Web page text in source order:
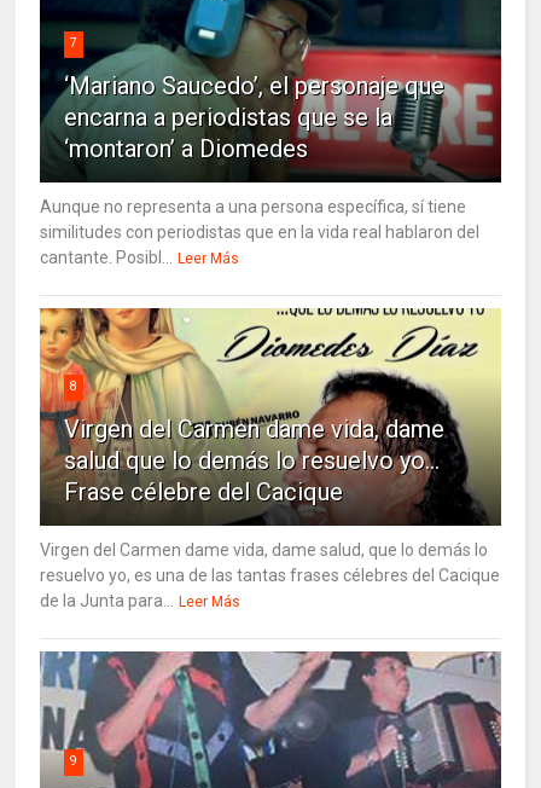
7
‘Mariano Saucedo’, el personaje que
encarna a periodistas que se la
‘montaron’ a Diomedes
Aunque no representa a una persona específica, sí tiene
similitudes con periodistas que en la vida real hablaron del
cantante. Posibl... Leer Más
8
Virgen del Carmen dame vida, dame
salud que lo demás lo resuelvo yo…
Frase célebre del Cacique
Virgen del Carmen dame vida, dame salud, que lo demás lo
resuelvo yo, es una de las tantas frases célebres del Cacique
de la Junta para... Leer Más
9